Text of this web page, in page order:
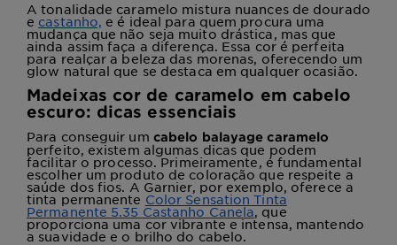
A tonalidade caramelo mistura nuances de dourado
e castanho, e é ideal para quem procura uma
mudança que não seja muito drástica, mas que
ainda assim faça a diferença. Essa cor é perfeita
para realçar a beleza das morenas, oferecendo um
glow natural que se destaca em qualquer ocasião.
Madeixas cor de caramelo em cabelo
escuro: dicas essenciais
Para conseguir um cabelo balayage caramelo
perfeito, existem algumas dicas que podem
facilitar o processo. Primeiramente, é fundamental
escolher um produto de coloração que respeite a
saúde dos fios. A Garnier, por exemplo, oferece a
tinta permanente Color Sensation Tinta
Permanente 5.35 Castanho Canela, que
proporciona uma cor vibrante e intensa, mantendo
a suavidade e o brilho do cabelo.